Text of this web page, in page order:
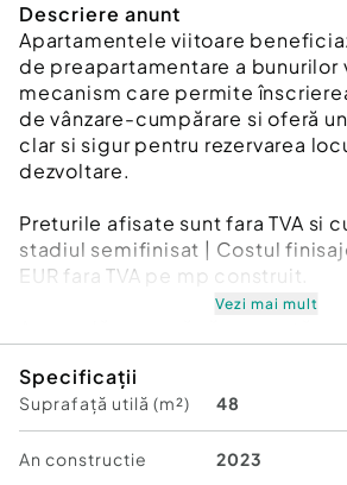
Descriere anunt
Apartamentele viitoare
de preapartamentare a bunurilor
mecanism care permite
de vânzare-cumpărare si oferă
clar si sigur pentru rezervarea
dezvoltare.
Preturile afisate sunt fara TVA si
stadiul semifinisat | Costul
EUR fara TVA pe mp construit.
rezidențial Maia Sisesti, faza a 2-
Soseaua Gheorghe Ionescu
de metri de Stația de metrou
Vezi mai mult
Specificații
Suprafață utilă (m²) 48
An constructie 2023